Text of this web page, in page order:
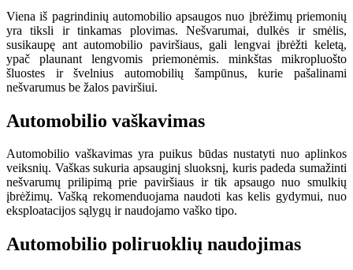
Viena iš pagrindinių automobilio apsaugos nuo įbrėžimų priemonių
yra tiksli ir tinkamas plovimas. Nešvarumai, dulkės ir smėlis,
susikaupę ant automobilio paviršiaus, gali lengvai įbrėžti keletą,
ypač plaunant lengvomis priemonėmis. minkštas mikropluošto
šluostes ir švelnius automobilių šampūnus, kurie pašalinami
nešvarumus be žalos paviršiui.
Automobilio vaškavimas
Automobilio vaškavimas yra puikus būdas nustatyti nuo aplinkos
veiksnių. Vaškas sukuria apsauginį sluoksnį, kuris padeda sumažinti
nešvarumų prilipimą prie paviršiaus ir tik apsaugo nuo smulkių
įbrėžimų. Vašką rekomenduojama naudoti kas kelis gydymui, nuo
eksploatacijos sąlygų ir naudojamo vaško tipo.
Automobilio poliruoklių naudojimas